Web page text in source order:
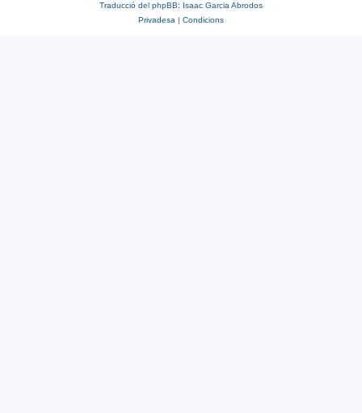
Traducció del phpBB: Isaac Garcia Abrodos
Privadesa | Condicions